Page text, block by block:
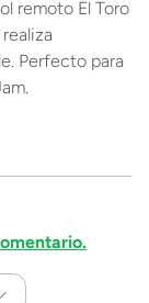
remoto El Toro
Perfecto para